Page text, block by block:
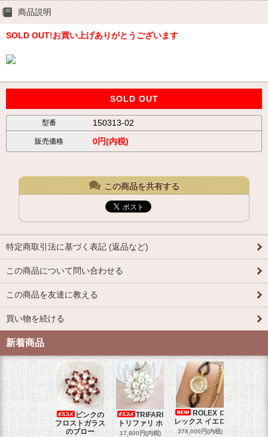
商品説明
SOLD OUT!お買い上げありがとうございます
SOLD OUT
型番 150313-02
販売価格 0円(内税)
この商品を共有する
特定商取引法に基づく表記 (返品など)
この商品について問い合わせる
この商品を友達に教える
買い物を続ける
新着商品
ピンクの
フロストガラス
のブロー
TRIFARI
トリファリ ホ
17,800円(内税)
ROLEX ロ
レックス イエロ
378,000円(内税)
ジュリア
29,000円(